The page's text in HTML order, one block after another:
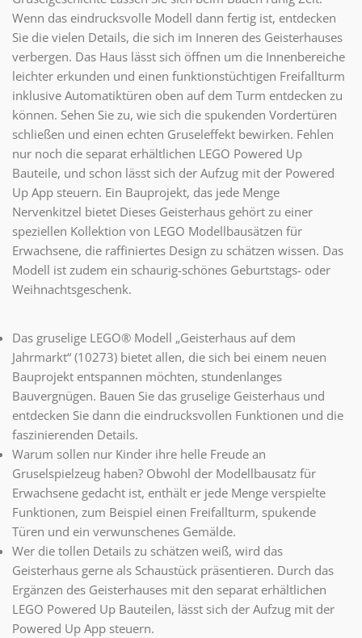
Wenn das eindrucksvolle Modell dann fertig ist, entdecken
Sie die vielen Details, die sich im Inneren des Geisterhauses
verbergen. Das Haus lässt sich öffnen um die Innenbereiche
leichter erkunden und einen funktionstüchtigen Freifallturm
inklusive Automatiktüren oben auf dem Turm entdecken zu
können. Sehen Sie zu, wie sich die spukenden Vordertüren
schließen und einen echten Gruseleffekt bewirken. Fehlen
nur noch die separat erhältlichen LEGO Powered Up
Bauteile, und schon lässt sich der Aufzug mit der Powered
Up App steuern. Ein Bauprojekt, das jede Menge
Nervenkitzel bietet Dieses Geisterhaus gehört zu einer
speziellen Kollektion von LEGO Modellbausätzen für
Erwachsene, die raffiniertes Design zu schätzen wissen. Das
Modell ist zudem ein schaurig-schönes Geburtstags- oder
Weihnachtsgeschenk.
Das gruselige LEGO® Modell „Geisterhaus auf dem
Jahrmarkt“ (10273) bietet allen, die sich bei einem neuen
Bauprojekt entspannen möchten, stundenlanges
Bauvergnügen. Bauen Sie das gruselige Geisterhaus und
entdecken Sie dann die eindrucksvollen Funktionen und die
faszinierenden Details.
Warum sollen nur Kinder ihre helle Freude an
Gruselspielzeug haben? Obwohl der Modellbausatz für
Erwachsene gedacht ist, enthält er jede Menge verspielte
Funktionen, zum Beispiel einen Freifallturm, spukende
Türen und ein verwunschenes Gemälde.
Wer die tollen Details zu schätzen weiß, wird das
Geisterhaus gerne als Schaustück präsentieren. Durch das
Ergänzen des Geisterhauses mit den separat erhältlichen
LEGO Powered Up Bauteilen, lässt sich der Aufzug mit der
Powered Up App steuern.